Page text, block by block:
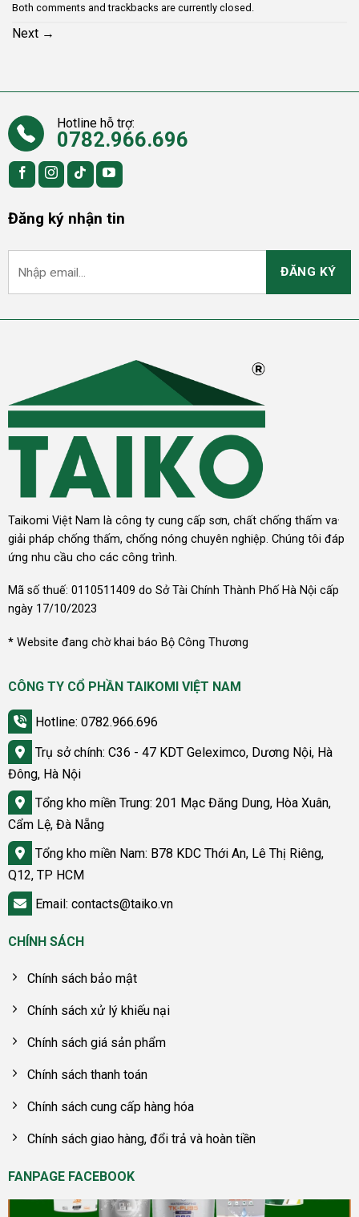
Both comments and trackbacks are currently closed.
Next →
Hotline hỗ trợ:
0782.966.696
Đăng ký nhận tin
Taikomi Việt Nam là công ty cung cấp sơn, chất chống thấm va·
giải pháp chống thấm, chống nóng chuyên nghiệp. Chúng tôi đáp
ứng nhu cầu cho các công trình.
Mã số thuế: 0110511409 do Sở Tài Chính Thành Phố Hà Nội cấp
ngày 17/10/2023
* Website đang chờ khai báo Bộ Công Thương
CÔNG TY CỔ PHẦN TAIKOMI VIỆT NAM
Hotline: 0782.966.696
Trụ sở chính: C36 - 47 KDT Geleximco, Dương Nội, Hà
Đông, Hà Nội
Tổng kho miền Trung: 201 Mạc Đăng Dung, Hòa Xuân,
Cẩm Lệ, Đà Nẵng
Tổng kho miền Nam: B78 KDC Thới An, Lê Thị Riêng,
Q12, TP HCM
Email: contacts@taiko.vn
CHÍNH SÁCH
Chính sách bảo mật
Chính sách xử lý khiếu nại
Chính sách giá sản phẩm
Chính sách thanh toán
Chính sách cung cấp hàng hóa
Chính sách giao hàng, đổi trả và hoàn tiền
FANPAGE FACEBOOK